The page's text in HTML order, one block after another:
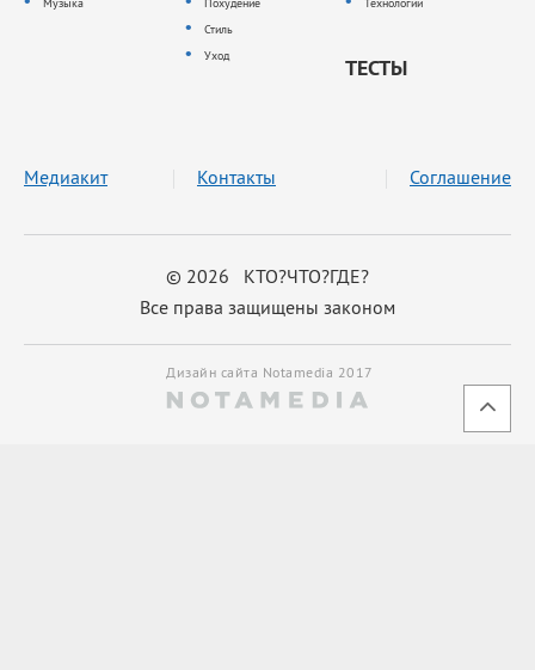
Стиль
Уход
ТЕСТЫ
© 2026 КТО?ЧТО?ГДЕ?
Все права защищены законом
Медиакит Контакты Соглашение
Дизайн сайта Notamedia 2017